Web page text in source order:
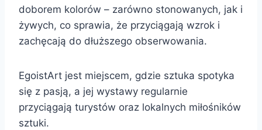
doborem kolorów – zarówno stonowanych, jak i
żywych, co sprawia, że przyciągają wzrok i
zachęcają do dłuższego obserwowania.
EgoistArt jest miejscem, gdzie sztuka spotyka
się z pasją, a jej wystawy regularnie
przyciągają turystów oraz lokalnych miłośników
sztuki.